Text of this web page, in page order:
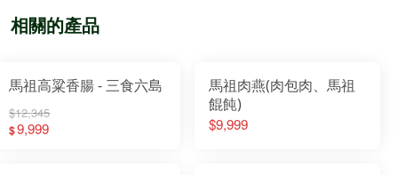
相關的產品
馬祖高粱香腸 - 三食六島
$12,345
$9,999
馬祖肉燕(肉包肉、馬祖
餛飩)
$9,999